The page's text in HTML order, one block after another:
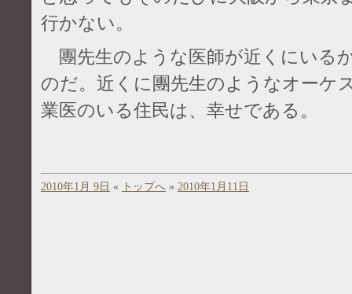
行かない。
團先生のような医師が近くにいる
のだ。近くに團先生のようなオーケ
業医のいる住民は、幸せである。
2010年1月 9日 « トップへ » 2010年1月11日